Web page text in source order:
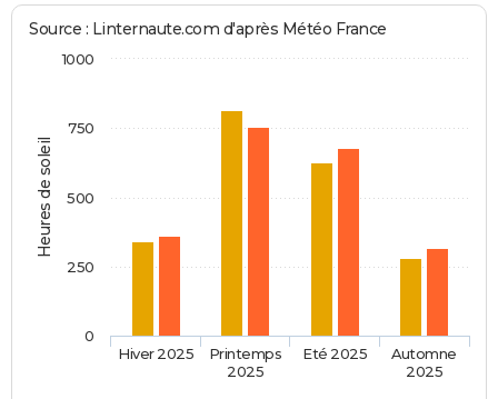
Heures de soleil
Source : Linternaute.com d'après Météo France
Hiver 2025
Printemps
2025
Eté 2025
Automne
2025
0
250
500
750
1000